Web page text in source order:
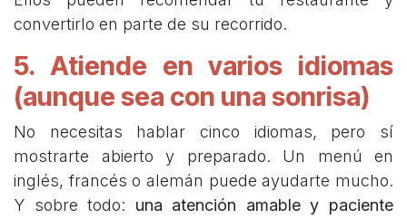
convertirlo en parte de su recorrido.
5. Atiende en varios idiomas
(aunque sea con una sonrisa)
No necesitas hablar cinco idiomas, pero sí
mostrarte abierto y preparado. Un menú en
inglés, francés o alemán puede ayudarte mucho.
Y sobre todo: una atención amable y paciente